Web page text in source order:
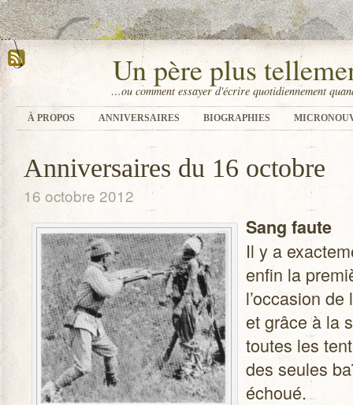
Un père plus
…ou comment essayer d'écrire quotidiennement
À PROPOS ANNIVERSAIRES BIOGRAPHIES
Anniversaires du 16 octobre
16 octobre 2012
Sang faute
Il y a
enfin la
l’occasion
et grâce à la
toutes les
des seules
échoué.